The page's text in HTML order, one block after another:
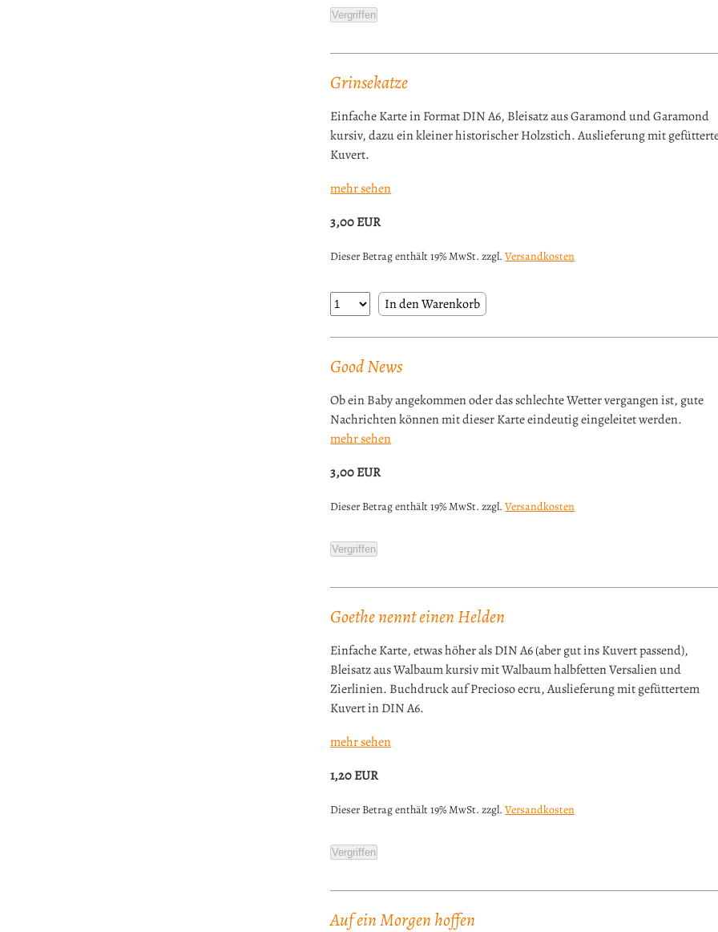
Vergriffen
Grinsekatze
Einfache Karte in Format DIN A6, Bleisatz aus Garamond und Garamond
kursiv, dazu ein kleiner historischer Holzstich. Auslieferung mit
Kuvert.
mehr sehen
3,00EUR
Dieser Betrag enthält 19% MwSt. zzgl.Versandkosten
Good News
Ob ein Baby angekommen oder das schlechte Wetter vergangen ist, gute
Nachrichten können mit dieser Karte eindeutig eingeleitet werden.
mehr sehen
3,00EUR
Dieser Betrag enthält 19% MwSt. zzgl.Versandkosten
Vergriffen
Goethe nennt einen Helden
Einfache Karte, etwas höher als DIN A6 (aber gut ins Kuvert passend),
Bleisatz aus Walbaum kursiv mit Walbaum halbfetten Versalien und
Zierlinien. Buchdruck auf Precioso ecru, Auslieferung mit gefüttertem
Kuvert in DIN A6.
mehr sehen
1,20EUR
Dieser Betrag enthält 19% MwSt. zzgl.Versandkosten
Vergriffen
Auf ein Morgen hoffen